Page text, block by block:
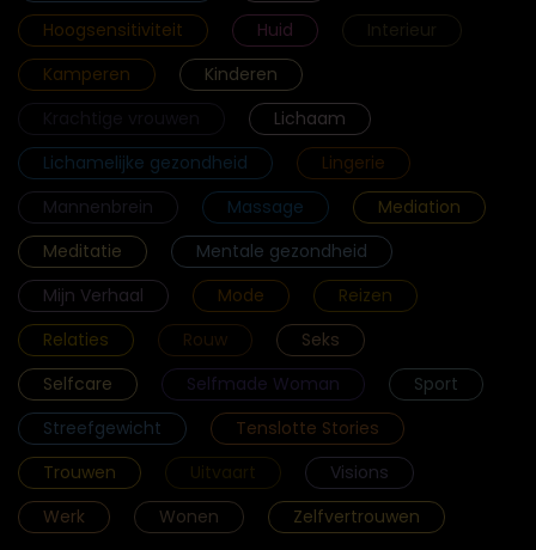
Hoogsensitiviteit
Huid
Interieur
Kamperen
Kinderen
Lichaam
Lichamelijke gezondheid
Lingerie
Mannenbrein
Massage
Mediation
Meditatie
Mentale gezondheid
Mijn Verhaal
Mode
Reizen
Relaties
Rouw
Seks
Selfcare
Selfmade Woman
Sport
Streefgewicht
Tenslotte Stories
Trouwen
Uitvaart
Visions
Werk
Wonen Zelfvertrouwen